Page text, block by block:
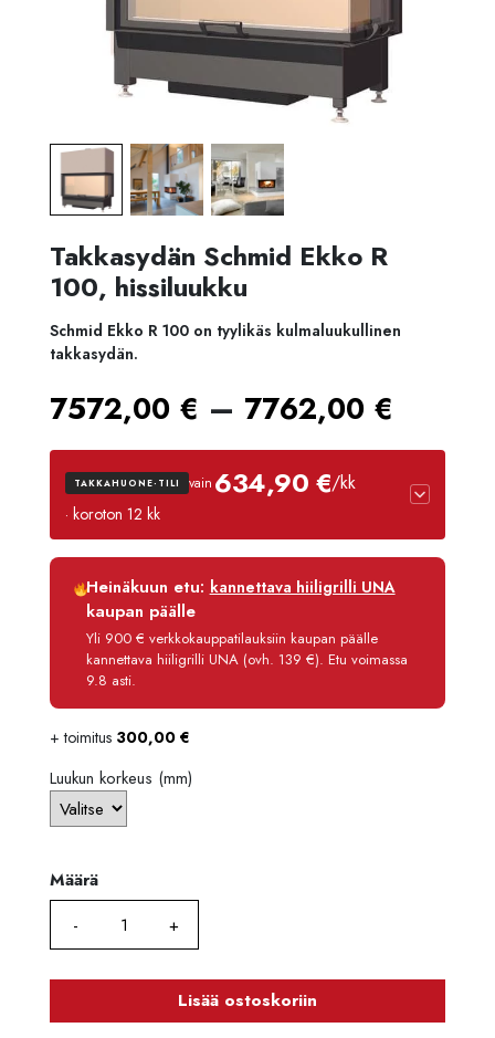
Takkasydän Schmid Ekko R
100, hissiluukku
Schmid Ekko R 100 on tyylikäs kulmaluukullinen
takkasydän.
7572,00 € – 7762,00 €
TAKKAHUONE-TILI vain 634,90 €/kk
· koroton 12 kk
Luottoaika
12 kk
Korko
Käsittelymaksu
3,90 €/kk
Maksettava yhteensä
7 618,80 €
Heinäkuun etu: kannettava hiiligrilli UNA
kaupan päälle
Yli 900 € verkkokauppatilauksiin kaupan päälle
kannettava hiiligrilli UNA (ovh. 139 €). Etu voimassa
9.8 asti.
+ toimitus 300,00 €
Luukun korkeus (mm)
Määrä
Määrä
Lisää ostoskoriin